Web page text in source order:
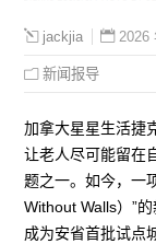
jackjia 2026
新闻报导
加拿大星星生活捷
让老人尽可能留在
题之一。如今，一
Without Walls）”
成为安省首批试点